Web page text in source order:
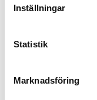
Inställningar
Statistik
Marknadsföring
12 september 2025